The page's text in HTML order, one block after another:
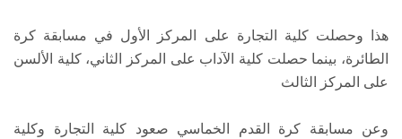
هذا وحصلت كلية التجارة على المركز الأول في مسابقة كرة
الطائرة، بينما حصلت كلية الآداب على المركز الثاني، كلية الألسن
على المركز الثالث
وعن مسابقة كرة القدم الخماسي صعود كلية التجارة وكلية